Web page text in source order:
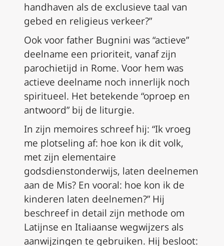
handhaven als de exclusieve taal van
gebed en religieus verkeer?”
Ook voor father Bugnini was “actieve”
deelname een prioriteit, vanaf zijn
parochietijd in Rome. Voor hem was
actieve deelname noch innerlijk noch
spiritueel. Het betekende “oproep en
antwoord” bij de liturgie.
In zijn memoires schreef hij: “Ik vroeg
me plotseling af: hoe kon ik dit volk,
met zijn elementaire
godsdienstonderwijs, laten deelnemen
aan de Mis? En vooral: hoe kon ik de
kinderen laten deelnemen?” Hij
beschreef in detail zijn methode om
Latijnse en Italiaanse wegwijzers als
aanwijzingen te gebruiken. Hij besloot: